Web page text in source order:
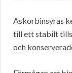
Askorbinsyras
till ett stabilt
och